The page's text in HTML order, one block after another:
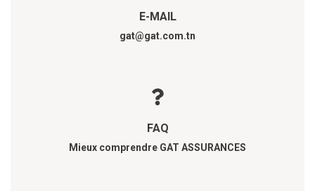
E-MAIL
gat@gat.com.tn
FAQ
Mieux comprendre GAT ASSURANCES